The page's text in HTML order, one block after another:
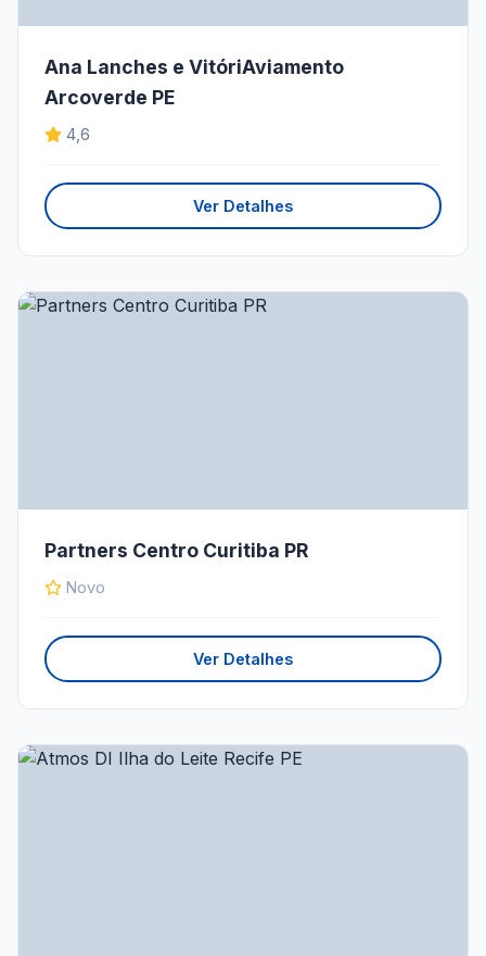
Ana Lanches e VitóriAviamento
Arcoverde PE
4,6
Ver Detalhes
Partners Centro Curitiba PR
Novo
Ver Detalhes